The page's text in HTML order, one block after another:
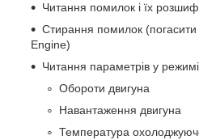
Читання помилок і їх
Стирання помилок
Engine)
Читання параметрів у
Обороти двигуна
Навантаження двигуна
Температура